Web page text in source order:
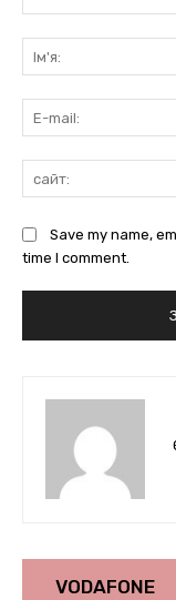
Save my name,
time I comment.
VODAFONE